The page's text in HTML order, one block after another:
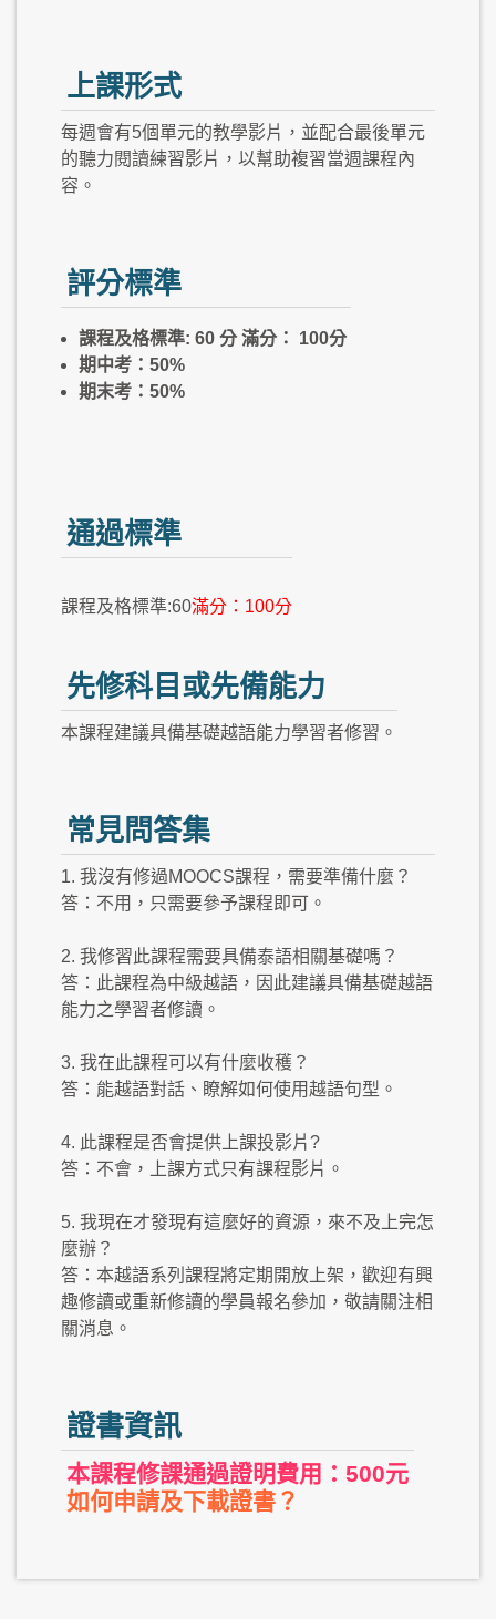
上課形式
每週會有5個單元的教學影片，並配合最後單元
的聽力閱讀練習影片，以幫助複習當週課程內
容。
評分標準
課程及格標準: 60 分 滿分： 100分
期中考：50%
期末考：50%
通過標準
課程及格標準:60滿分：100分
先修科目或先備能力
本課程建議具備基礎越語能力學習者修習。
常見問答集
1. 我沒有修過MOOCS課程，需要準備什麼？
答：不用，只需要參予課程即可。
2. 我修習此課程需要具備泰語相關基礎嗎？
答：此課程為中級越語，因此建議具備基礎越語
能力之學習者修讀。
3. 我在此課程可以有什麼收穫？
答：能越語對話、瞭解如何使用越語句型。
4. 此課程是否會提供上課投影片?
答：不會，上課方式只有課程影片。
5. 我現在才發現有這麼好的資源，來不及上完怎
麼辦？
答：本越語系列課程將定期開放上架，歡迎有興
趣修讀或重新修讀的學員報名參加，敬請關注相
關消息。
證書資訊
本課程修課通過證明費用：500元
如何申請及下載證書？